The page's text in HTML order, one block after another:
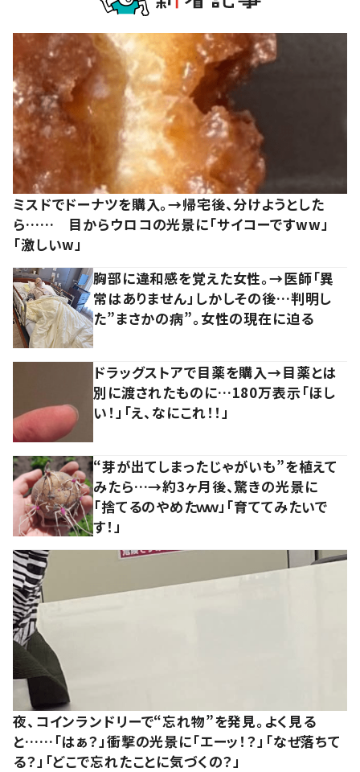
ミスドでドーナツを購入。→帰宅後、分けようとした
ら…… 目からウロコの光景に「サイコーですww」
「激しいw」
胸部に違和感を覚えた女性。→医師「異
常はありません」しかしその後…判明し
た”まさかの病”。女性の現在に迫る
ドラッグストアで目薬を購入→目薬とは
別に渡されたものに…180万表示「ほし
い！」「え、なにこれ！！」
“芽が出てしまったじゃがいも”を植えて
みたら…→約3ヶ月後、驚きの光景に
「捨てるのやめたｗｗ」「育ててみたいで
す！」
夜、コインランドリーで“忘れ物”を発見。よく見る
と……「はぁ？」衝撃の光景に「エーッ！？」「なぜ落ちて
る？」「どこで忘れたことに気づくの？」